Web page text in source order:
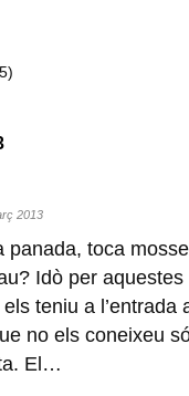
2013
panada, toca
Idò per
teniu a l’entrada
no els coneixeu
El…